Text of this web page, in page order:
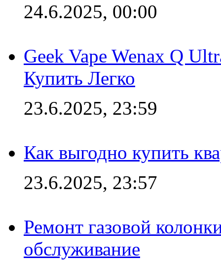
24.6.2025, 00:00
Geek Vape Wenax Q
Купить Легко
23.6.2025, 23:59
Как выгодно купить
23.6.2025, 23:57
Ремонт газовой
обслуживание